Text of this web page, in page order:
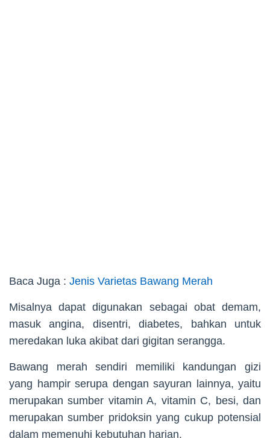
Baca Juga : Jenis Varietas Bawang Merah
Misalnya dapat digunakan sebagai obat demam,
masuk angina, disentri, diabetes, bahkan untuk
meredakan luka akibat dari gigitan serangga.
Bawang merah sendiri memiliki kandungan gizi
yang hampir serupa dengan sayuran lainnya, yaitu
merupakan sumber vitamin A, vitamin C, besi, dan
merupakan sumber pridoksin yang cukup potensial
dalam memenuhi kebutuhan harian.